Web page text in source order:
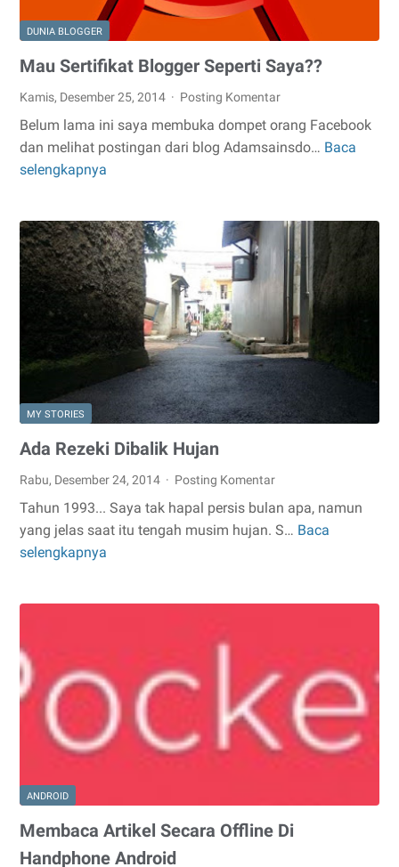
DUNIA BLOGGER
Mau Sertifikat Blogger Seperti Saya??
Kamis, Desember 25, 2014 Posting Komentar
Belum lama ini saya membuka dompet orang Facebook
dan melihat postingan dari blog Adamsainsdo… Baca
selengkapnya
Mau
Seperti
Saya??
MY STORIES
Ada Rezeki Dibalik Hujan
Rabu, Desember 24, 2014 Posting Komentar
Tahun 1993... Saya tak hapal persis bulan apa, namun
yang jelas saat itu tengah musim hujan. S… Baca
selengkapnya
Ada
ANDROID
Membaca Artikel Secara Offline Di
Handphone Android